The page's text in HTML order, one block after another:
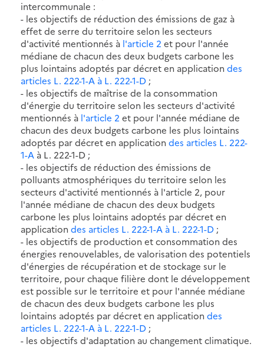
intercommunale :
- les objectifs de réduction des émissions de gaz à
effet de serre du territoire selon les secteurs
d'activité mentionnés à l'article 2 et pour l'année
médiane de chacun des deux budgets carbone les
plus lointains adoptés par décret en application des
articles L. 222-1-A à L. 222-1-D ;
- les objectifs de maîtrise de la consommation
d'énergie du territoire selon les secteurs d'activité
mentionnés à l'article 2 et pour l'année médiane de
chacun des deux budgets carbone les plus lointains
adoptés par décret en application des articles L. 222-
1-A à L. 222-1-D ;
- les objectifs de réduction des émissions de
polluants atmosphériques du territoire selon les
secteurs d'activité mentionnés à l'article 2, pour
l'année médiane de chacun des deux budgets
carbone les plus lointains adoptés par décret en
application des articles L. 222-1-A à L. 222-1-D ;
- les objectifs de production et consommation des
énergies renouvelables, de valorisation des potentiels
d'énergies de récupération et de stockage sur le
territoire, pour chaque filière dont le développement
est possible sur le territoire et pour l'année médiane
de chacun des deux budgets carbone les plus
lointains adoptés par décret en application des
articles L. 222-1-A à L. 222-1-D ;
- les objectifs d'adaptation au changement climatique.